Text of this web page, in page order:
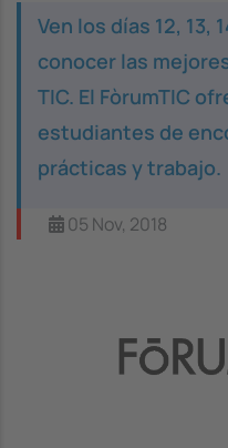
Ven los días 12, 13,
conocer las
TIC. El FòrumTIC
estudiantes de
prácticas y trabajo.
05 Nov, 2018